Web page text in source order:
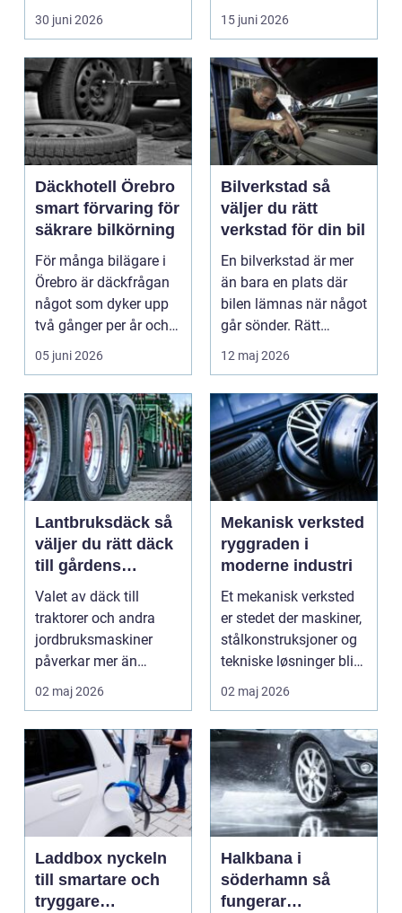
blivit en viktig d...
30 juni 2026
växlar mellan
motorväg...
15 juni 2026
Däckhotell Örebro
smart förvaring för
säkrare bilkörning
För många bilägare i
Örebro är däckfrågan
något som dyker upp
två gånger per år och
mest känns som e...
05 juni 2026
Bilverkstad så
väljer du rätt
verkstad för din bil
En bilverkstad är mer
än bara en plats där
bilen lämnas när något
går sönder. Rätt
verkstad blir en ...
12 maj 2026
Lantbruksdäck så
väljer du rätt däck
till gårdens
maskiner
Valet av däck till
traktorer och andra
jordbruksmaskiner
påverkar mer än
många tror. Rätt däck
ger b...
02 maj 2026
Mekanisk verksted
ryggraden i
moderne industri
Et mekanisk verksted
er stedet der maskiner,
stålkonstruksjoner og
tekniske løsninger blir
holdt i g...
02 maj 2026
Laddbox nyckeln
till smartare och
tryggare
Halkbana i
söderhamn så
fungerar